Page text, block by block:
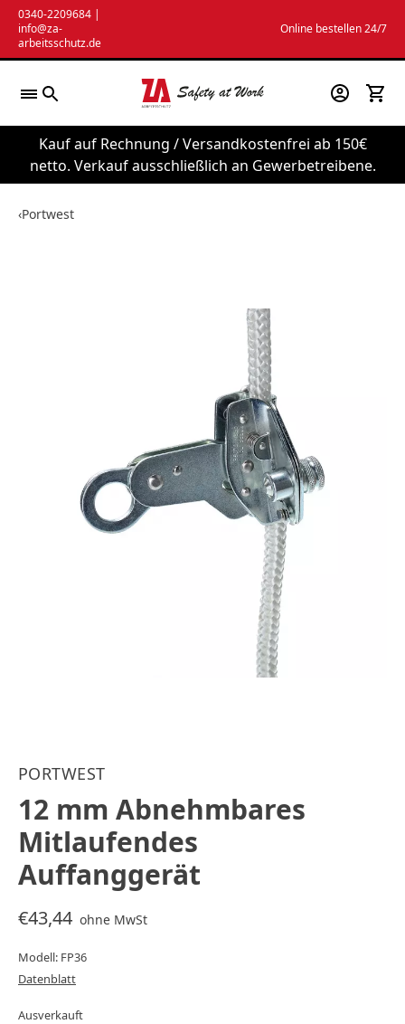
Zum
Inhalt
springen
0340-2209684 |
info@za-
arbeitsschutz.de
Online bestellen 24/7
Kauf auf Rechnung / Versandkostenfrei ab 150€
netto. Verkauf ausschließlich an Gewerbetreibene.
‹Portwest
PORTWEST
12 mm Abnehmbares
Mitlaufendes
Auffanggerät
€43,44 ohne MwSt
Modell: FP36
Datenblatt
Ausverkauft